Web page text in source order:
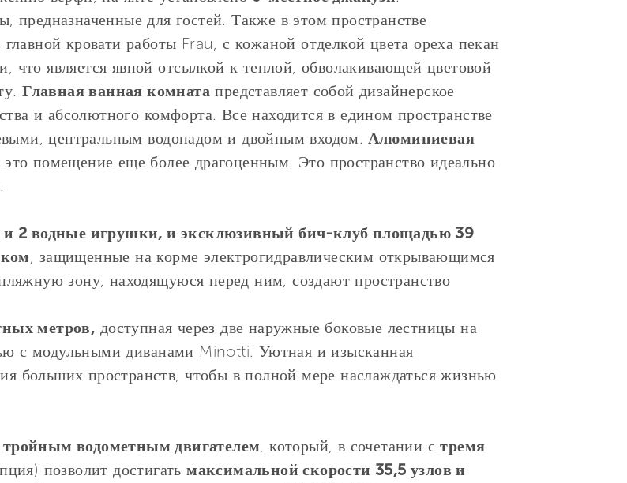
предназначенные для гостей. Также в этом пространстве
главной кровати работы Frau, с кожаной отделкой цвета ореха пекан
что является явной отсылкой к теплой, обволакивающей цветовой
Главная ванная комнатапредставляет собой дизайнерское
и абсолютного комфорта. Все находится в едином пространстве
центральным водопадом и двойным входом. Алюминиевая
это помещение еще более драгоценным. Это пространство идеально
и 2 водные игрушки, и эксклюзивный бич-клуб площадью 39
, защищенные на корме электрогидравлическим открывающимся
зону, находящуюся перед ним, создают пространство
метров, доступная через две наружные боковые лестницы на
с модульными диванами Minotti. Уютная и изысканная
больших пространств, чтобы в полной мере наслаждаться жизнью
водометным двигателем, который, в сочетании стремя
позволит достигатьмаксимальной скорости 35,5 узлов и